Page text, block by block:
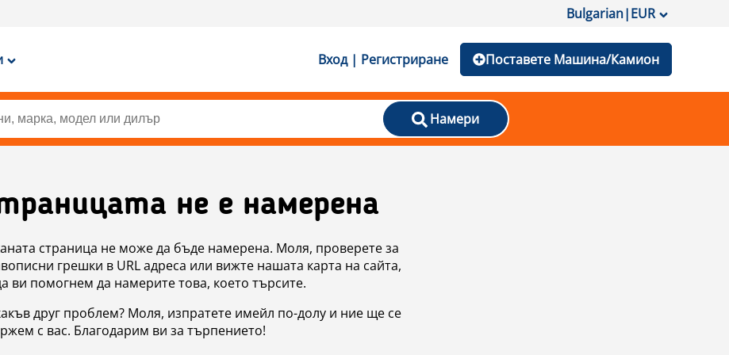
Bulgarian|EUR
Вход | Регистриране Поставете Машина/Камион
Намери
не е намерена
страница не може да бъде намерена. Моля, проверете за
грешки в URL адреса или вижте нашата карта на сайта,
ви помогнем да намерите това, което търсите.
друг проблем? Моля, изпратете имейл по-долу и ние ще се
с вас. Благодарим ви за търпението!